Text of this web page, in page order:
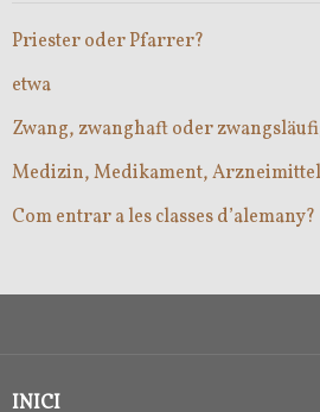
Priester oder Pfarrer?
etwa
Zwang, zwanghaft oder
Medizin, Medikament,
Com entrar a les classes d’alemany?
INICI